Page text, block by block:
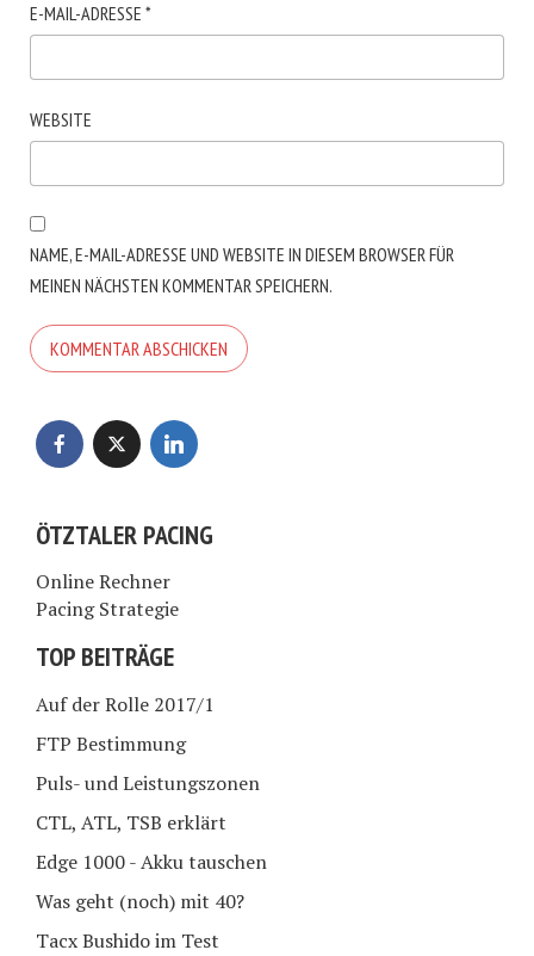
E-MAIL-ADRESSE *
WEBSITE
NAME, E-MAIL-ADRESSE UND WEBSITE IN DIESEM BROWSER FÜR
MEINEN NÄCHSTEN KOMMENTAR SPEICHERN.
ÖTZTALER PACING
Online Rechner
Pacing Strategie
TOP BEITRÄGE
Auf der Rolle 2017/1
FTP Bestimmung
Puls- und Leistungszonen
CTL, ATL, TSB erklärt
Edge 1000 - Akku tauschen
Was geht (noch) mit 40?
Tacx Bushido im Test